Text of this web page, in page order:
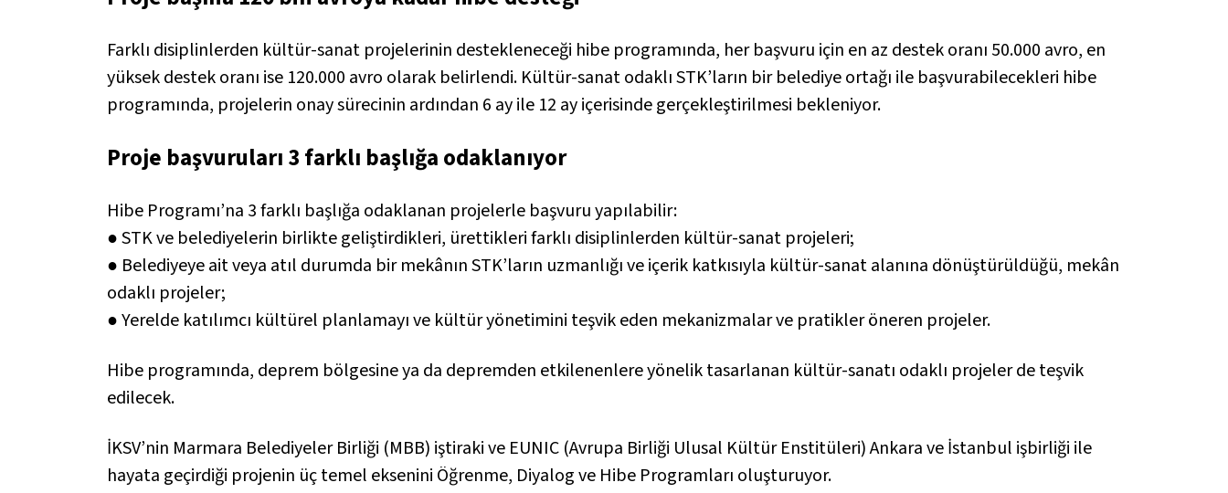
Farklı disiplinlerden kültür-sanat projelerinin destekleneceği hibe programında, her başvuru için en az destek oranı 50.000 avro, en
yüksek destek oranı ise 120.000 avro olarak belirlendi. Kültür-sanat odaklı STK’ların bir belediye ortağı ile başvurabilecekleri hibe
programında, projelerin onay sürecinin ardından 6 ay ile 12 ay içerisinde gerçekleştirilmesi bekleniyor.
Proje başvuruları 3 farklı başlığa odaklanıyor
Hibe Programı’na 3 farklı başlığa odaklanan projelerle başvuru yapılabilir:
● STK ve belediyelerin birlikte geliştirdikleri, ürettikleri farklı disiplinlerden kültür-sanat projeleri;
● Belediyeye ait veya atıl durumda bir mekânın STK’ların uzmanlığı ve içerik katkısıyla kültür-sanat alanına dönüştürüldüğü, mekân
odaklı projeler;
● Yerelde katılımcı kültürel planlamayı ve kültür yönetimini teşvik eden mekanizmalar ve pratikler öneren projeler.
Hibe programında, deprem bölgesine ya da depremden etkilenenlere yönelik tasarlanan kültür-sanatı odaklı projeler de teşvik
edilecek.
İKSV’nin Marmara Belediyeler Birliği (MBB) iştiraki ve EUNIC (Avrupa Birliği Ulusal Kültür Enstitüleri) Ankara ve İstanbul işbirliği ile
hayata geçirdiği projenin üç temel eksenini Öğrenme, Diyalog ve Hibe Programları oluşturuyor.